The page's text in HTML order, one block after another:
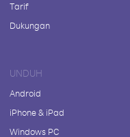
Tarif
Dukungan
UNDUH
Android
iPhone & iPad
Windows PC